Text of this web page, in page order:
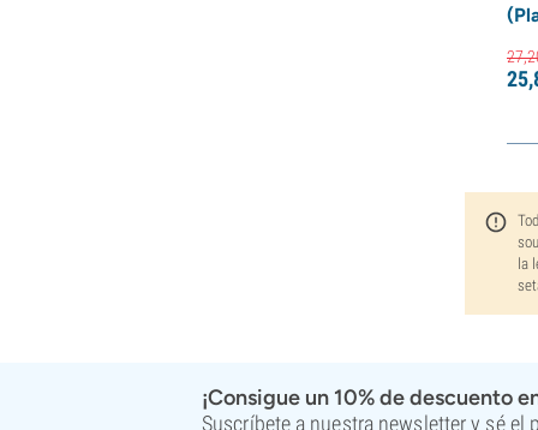
27,
25,
la
¡Consigue un 10% de descuento
Suscríbete a nuestra newsletter y sé el